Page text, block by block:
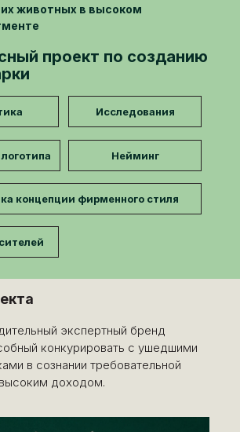
концепции фирменного стиля
Исследования
Нейминг
животных в высоком
проект по созданию
экспертный бренд
конкурировать с ушедшими
в сознании требовательной
доходом.